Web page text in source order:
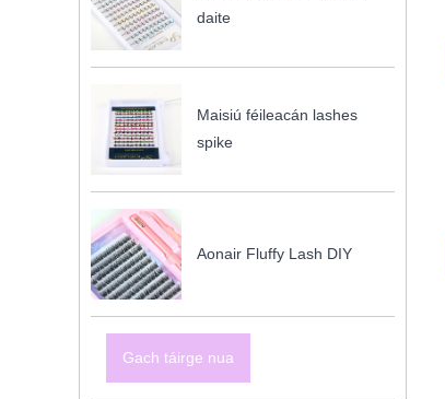
daite
Maisiú féileacán lashes
spike
Aonair Fluffy Lash DIY
Gach táirge nua